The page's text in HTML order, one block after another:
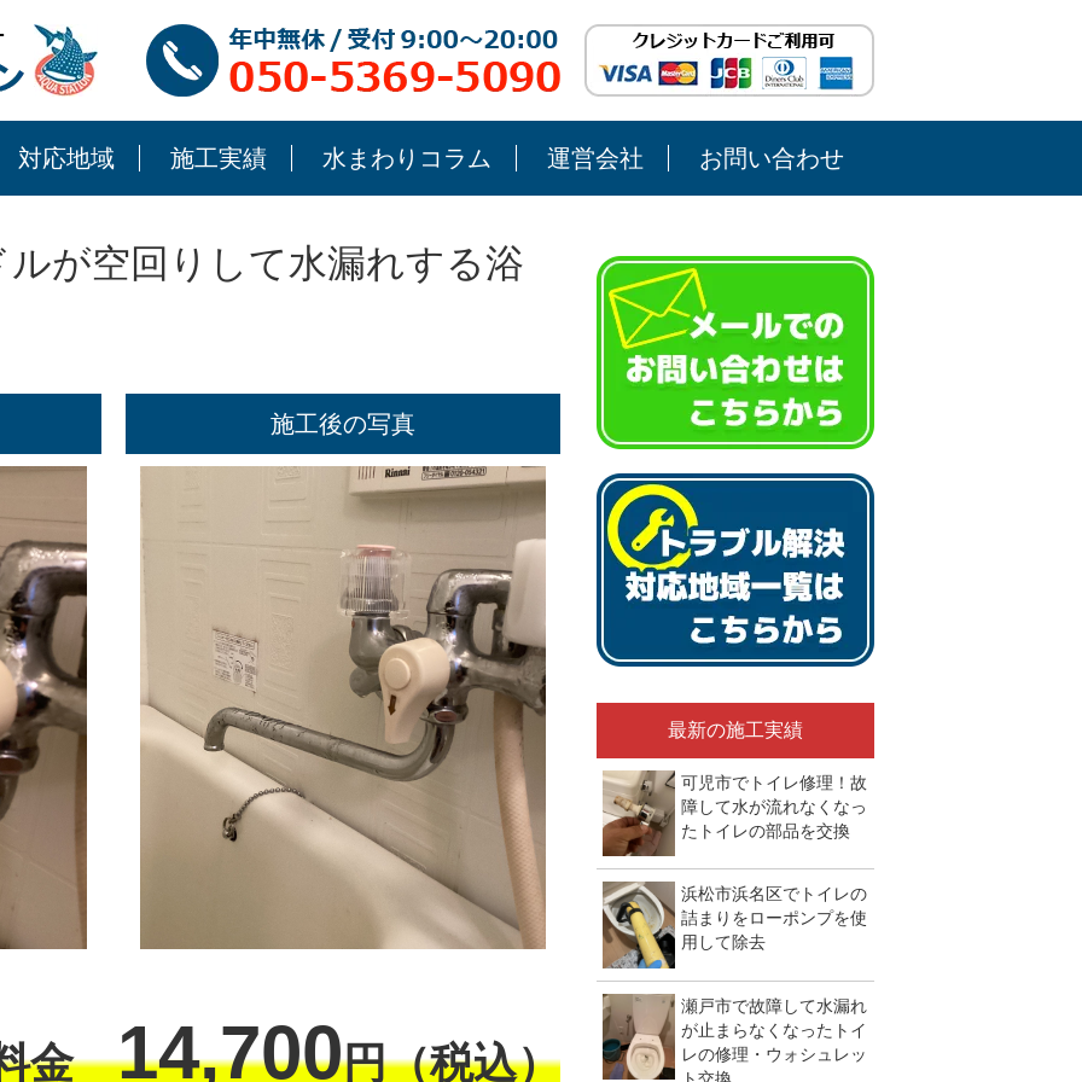
対応地域 施工実績 水まわりコラム 運営会社 お問い合わせ
が空回りして水漏れする浴
施工後の写真
金14,700円（税込）
最新の施工実績
可児市でトイレ修理！故
障して水が流れなくなっ
たトイレの部品を交換
浜松市浜名区でトイレの
詰まりをローポンプを使
用して除去
瀬戸市で故障して水漏れ
が止まらなくなったトイ
レの修理・ウォシュレッ